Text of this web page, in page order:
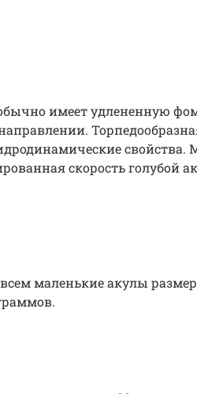
имеет удлененную
свойства.
скорость голубой
маленькие акулы